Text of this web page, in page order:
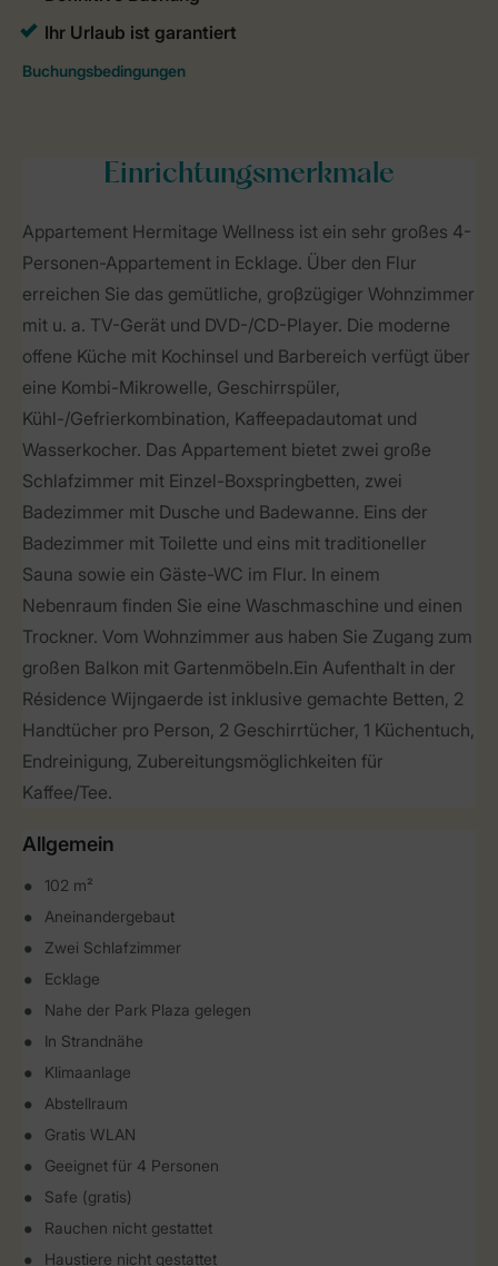
Einrichtungsmerkmale
Appartement Hermitage Wellness ist ein sehr großes 4-
Personen-Appartement in Ecklage. Über den Flur
erreichen Sie das gemütliche, groβzügiger Wohnzimmer
mit u. a. TV-Gerät und DVD-/CD-Player. Die moderne
offene Küche mit Kochinsel und Barbereich verfügt über
eine Kombi-Mikrowelle, Geschirrspüler,
Kühl-/Gefrierkombination, Kaffeepadautomat und
Wasserkocher. Das Appartement bietet zwei große
Schlafzimmer mit Einzel-Boxspringbetten, zwei
Badezimmer mit Dusche und Badewanne. Eins der
Badezimmer mit Toilette und eins mit traditioneller
Sauna sowie ein Gäste-WC im Flur. In einem
Nebenraum finden Sie eine Waschmaschine und einen
Trockner. Vom Wohnzimmer aus haben Sie Zugang zum
großen Balkon mit Gartenmöbeln.Ein Aufenthalt in der
Résidence Wijngaerde ist inklusive gemachte Betten, 2
Handtücher pro Person, 2 Geschirrtücher, 1 Küchentuch,
Endreinigung, Zubereitungsmöglichkeiten für
Kaffee/Tee.
Allgemein
102 m²
Aneinandergebaut
Zwei Schlafzimmer
Ecklage
Nahe der Park Plaza gelegen
In Strandnähe
Klimaanlage
Abstellraum
Gratis WLAN
Geeignet für 4 Personen
Safe (gratis)
Rauchen nicht gestattet
Haustiere nicht gestattet